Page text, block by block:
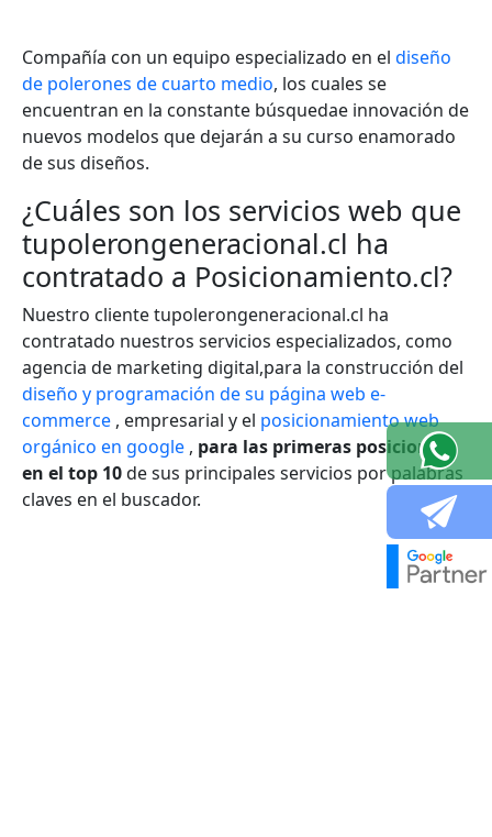
Compañía con un equipo especializado en el diseño
de polerones de cuarto medio, los cuales se
encuentran en la constante búsquedae innovación de
nuevos modelos que dejarán a su curso enamorado
de sus diseños.
¿Cuáles son los servicios web que
tupolerongeneracional.cl ha
contratado a Posicionamiento.cl?
Nuestro clientetupolerongeneracional.cl ha
contratado nuestros servicios especializados, como
agencia de marketing digital,para la construcción del
diseño y programación de su página web e-
commerce , empresarial y el posicionamiento web
orgánico en google , para las primeras posiciones
en el top 10de sus principales servicios por palabras
claves en el buscador.